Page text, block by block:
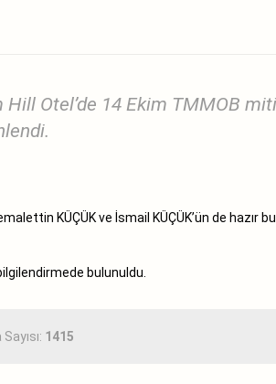
Otel’de 14 Ekim TMMOB
KÜÇÜK ve İsmail KÜÇÜK’ün de hazır
bulunuldu.
1415